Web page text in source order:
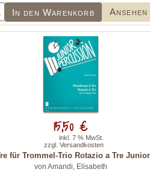
In den Warenkorb Ansehen
für Trommel-Trio Rotazio a Tre
von Amandi, Elisabeth
15,50 €
inkl. 7 % MwSt.
zzgl. Versandkosten